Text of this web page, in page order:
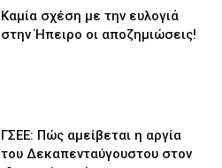
Καμία σχέση με την ευλογιά
στην Ήπειρο οι αποζημιώσεις!
ΓΣΕΕ: Πώς αμείβεται η αργία
του Δεκαπενταύγουστου στον